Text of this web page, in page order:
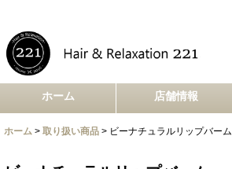
ホーム 店舗情報
ホーム > 取り扱い商品 > ビーナチュラルリップバーム